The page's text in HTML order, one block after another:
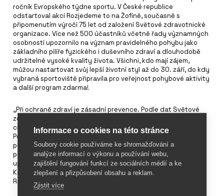
ročník Evropského týdne sportu. V České republice
odstartoval akcí Rozjedeme to na Žofíně, současně s
připomenutím výročí 75 let od založení Světové zdravotnické
organizace. Více než 500 účastníků včetně řady významných
osobností upozornilo na význam pravidelného pohybu jako
základního pilíře fyzického i duševního zdraví a dlouhodobě
udržitelné vysoké kvality života. Všichni, kdo mají zájem,
můžou nastartovat svůj lepší životní styl až do 30. září, do kdy
vybraná sportoviště připravila pro veřejnost pohybové aktivity
a další program zdarma!
„Při ochraně zdraví je zásadní prevence. Podle dat Světové
zdravotnické organizace (WHO) lze až 80 procentům
civilizačních chorob předejít zdravým životním stylem.
Pohybové aktivity obecně jsou základním prvkem prevence a
pomáhají nám v celé řadě oblastí – nejen fyzicky, ale i
psychicky. Nikdy není pozdě začít se hýbat. Pojďme začít,“
upozornila na význam pohybu Zsofia Pusztai, vedoucí
Kanceláře WHO v České republice, která se zúčastnila akce
Rozjedeme to na Žofíně.
Informace o cookies na této stránce
Soubory cookie používáme ke shromažďování a
analýze informací o výkonu a používání webu,
zajištění fungování funkcí ze sociálních médií a ke
zlepšení a přizpůsobení obsahu a reklam.
Zjistit více